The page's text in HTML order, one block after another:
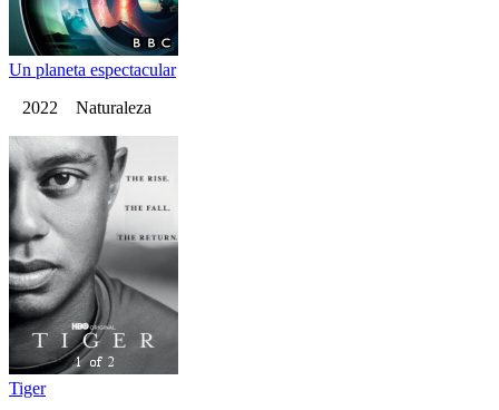
Un planeta espectacular
2022 Naturaleza
Tiger